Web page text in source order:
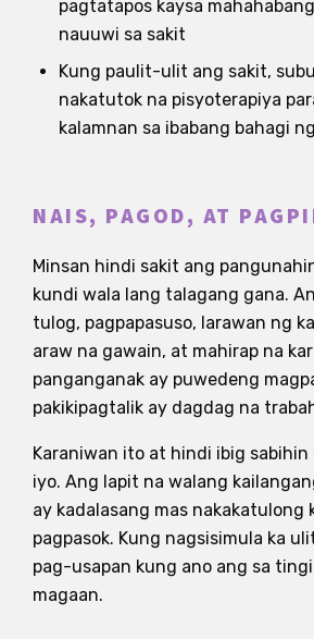
pagtatapos kaysa
nauuwi sa sakit
Kung paulit-ulit ang sakit,
nakatutok na pisyoterapiya
kalamnan sa ibabang bahagi
NAIS, PAGOD, AT
Minsan hindi sakit ang
kundi wala lang talagang gana.
tulog, pagpapasuso, larawan ng
araw na gawain, at mahirap na
panganganak ay puwedeng
pakikipagtalik ay dagdag na
Karaniwan ito at hindi ibig sabihin
iyo. Ang lapit na walang
ay kadalasang mas nakakatulong
pagpasok. Kung nagsisimula ka
pag-usapan kung ano ang sa
magaan.